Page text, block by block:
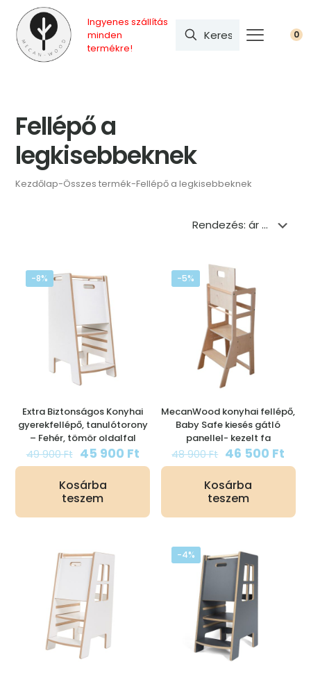
Ingyenes szállítás
minden
termékre!
0
Fellépő a
legkisebbeknek
Kezdőlap-Összes termék-Fellépő a legkisebbeknek
-8%
Extra Biztonságos Konyhai
gyerekfellépő, tanulótorony
– Fehér, tömör oldalfal
49 900Ft Original
price
was:
49
900 Ft.
45 900 FtCurrent
price
Kosárba
teszem
-5%
MecanWood konyhai fellépő,
Baby Safe kiesés gátló
panellel- kezelt fa
48 900Ft Original
price
was:
48
900 Ft.
46 500 Ft
Kosárba
teszem
-4%